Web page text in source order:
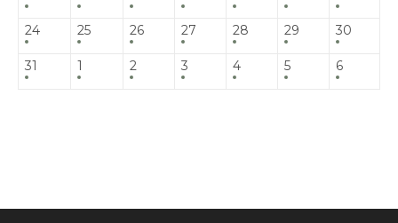
24 25 26 27 28 29 30
31 1 2 3 4 5 6